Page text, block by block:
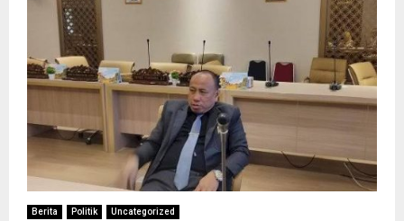
Berita Politik Uncategorized